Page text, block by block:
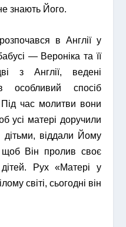
знають Його.
в Англії у
— Вероніка та її
з Англії, ведені
особливий спосіб
Під час молитви вони
усі матері доручили
дітьми, віддали Йому
щоб Він пролив своє
Рух «Матері у
світі, сьогодні він